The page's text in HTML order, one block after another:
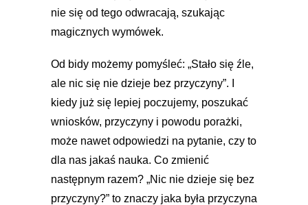
nie się od tego odwracają, szukając
magicznych wymówek.
Od bidy możemy pomyśleć: „Stało się źle,
ale nic się nie dzieje bez przyczyny”. I
kiedy już się lepiej poczujemy, poszukać
wniosków, przyczyny i powodu porażki,
może nawet odpowiedzi na pytanie, czy to
dla nas jakaś nauka. Co zmienić
następnym razem? „Nic nie dzieje się bez
przyczyny?” to znaczy jaka była przyczyna